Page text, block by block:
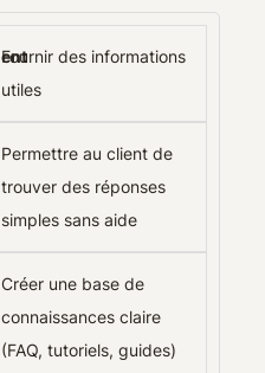
Fournir des informations
utiles
Permettre au client de
trouver des réponses
simples sans aide
Créer une base de
connaissances claire
(FAQ, tutoriels, guides)